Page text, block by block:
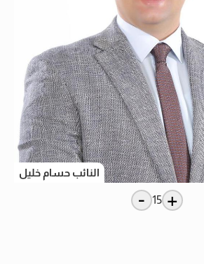
النائب حسام خليل
+
15
-